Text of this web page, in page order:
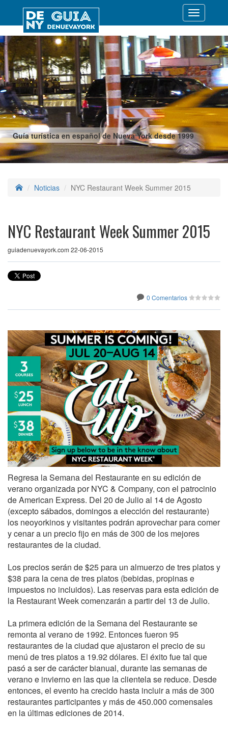
Guía turística en español de Nueva York desde 1999
Desplegar
Noticias NYC Restaurant Week Summer 2015
NYC Restaurant Week Summer 2015
guiadenuevayork.com 22-06-2015
0 Comentarios
Regresa la Semana del Restaurante en su edición de
verano organizada por NYC & Company, con el patrocinio
de American Express. Del 20 de Julio al 14 de Agosto
(excepto sábados, domingos a elección del restaurante)
los neoyorkinos y visitantes podrán aprovechar para comer
y cenar a un precio fijo en más de 300 de los mejores
restaurantes de la ciudad.
Los precios serán de $25 para un almuerzo de tres platos y
$38 para la cena de tres platos (bebidas, propinas e
impuestos no incluidos). Las reservas para esta edición de
la Restaurant Week comenzarán a partir del 13 de Julio.
La primera edición de la Semana del Restaurante se
remonta al verano de 1992. Entonces fueron 95
restaurantes de la ciudad que ajustaron el precio de su
menú de tres platos a 19.92 dólares. El éxito fue tal que
pasó a ser de carácter bianual, durante las semanas de
verano e invierno en las que la clientela se reduce. Desde
entonces, el evento ha crecido hasta incluir a más de 300
restaurantes participantes y más de 450.000 comensales
en la últimas ediciones de 2014.